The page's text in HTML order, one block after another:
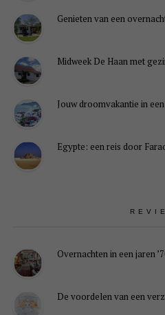
Genieten van een
Midweek De Haan met
Jouw droomvakantie in
Egypte: een reis door
Overnachten in een jaren
De voordelen van een